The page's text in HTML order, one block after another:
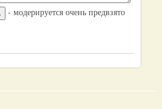
- модерируется очень предвзято